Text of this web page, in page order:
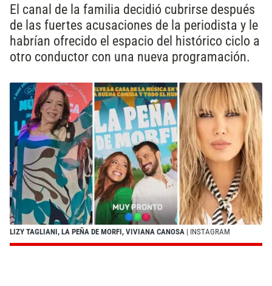
El canal de la familia decidió cubrirse después
de las fuertes acusaciones de la periodista y le
habrían ofrecido el espacio del histórico ciclo a
otro conductor con una nueva programación.
LIZY TAGLIANI, LA PEÑA DE MORFI, VIVIANA CANOSA | INSTAGRAM